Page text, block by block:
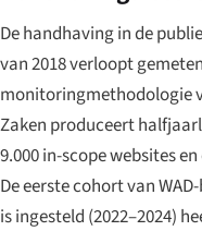
De handhaving in de
van 2018 verloopt
monitoringmethodologie
Zaken produceert
9.000 in-scope websites
De eerste cohort van
is ingesteld (2022–2024)